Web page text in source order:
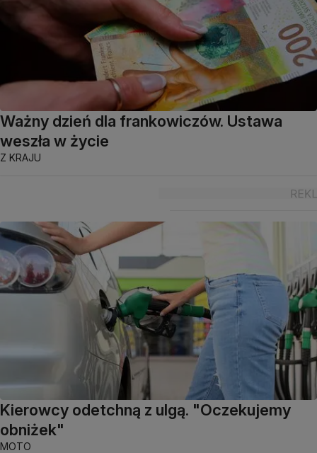
Ważny dzień dla frankowiczów. Ustawa
weszła w życie
Z KRAJU
Kierowcy odetchną z ulgą. "Oczekujemy
obniżek"
MOTO